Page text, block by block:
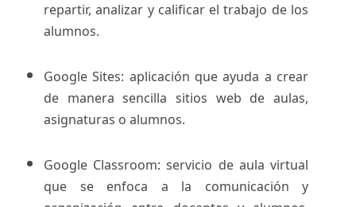
repartir, analizar y calificar el trabajo de los
alumnos.
Google Sites: aplicación que ayuda a crear
de manera sencilla sitios web de aulas,
asignaturas o alumnos.
Google Classroom: servicio de aula virtual
que se enfoca a la comunicación y